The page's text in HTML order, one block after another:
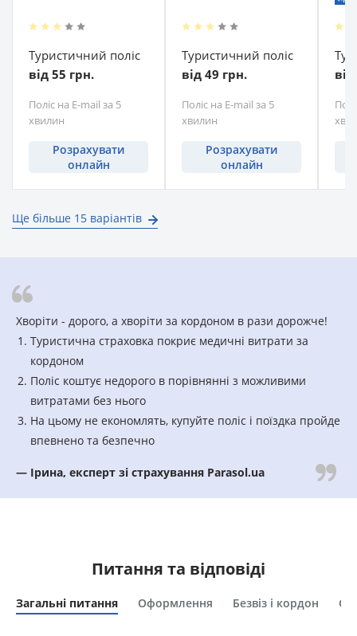
Ще більше 15 варіантів
Туристичний поліс
від 55 грн.
Поліс на E-mail за 5
хвилин
Розрахувати
онлайн
Туристичний поліс
від 49 грн.
Поліс на E-mail за 5
хвилин
Розрахувати
онлайн
Хворіти - дорого, а хворіти за кордоном в рази дорожче!
Туристична страховка покриє медичні витрати за
кордоном
Поліс коштує недорого в порівнянні з можливими
витратами без нього
На цьому не економлять, купуйте поліс і поїздка пройде
впевнено та безпечно
— Ірина, експерт зі страхування Parasol.ua
Питання та відповіді
Загальні питання Оформлення Безвіз і кордон